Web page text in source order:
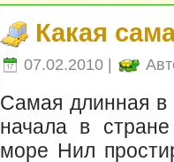
Какая
07.02.2010 |
Самая длинная
начала в
море Нил